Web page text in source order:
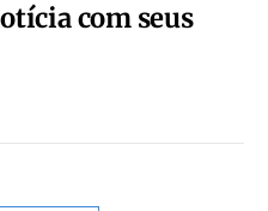
com seus